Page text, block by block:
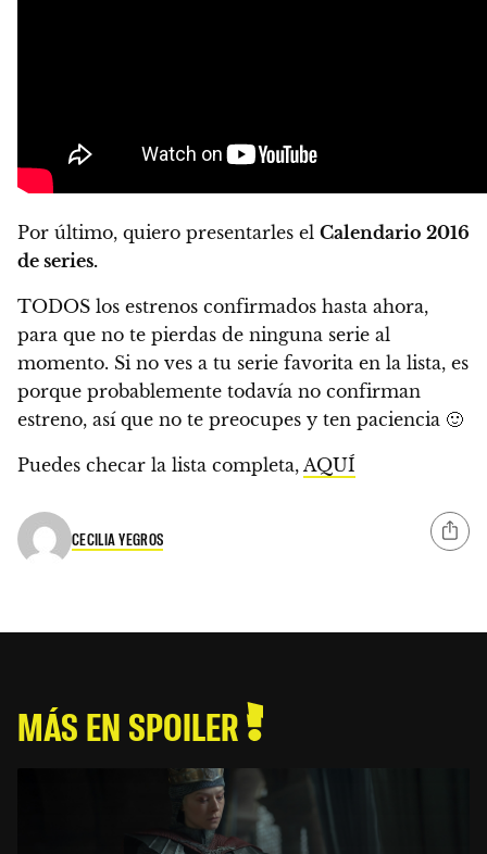
Por último, quiero presentarles el Calendario 2016
de series.
TODOS los estrenos confirmados hasta ahora,
para que no te pierdas de ninguna serie al
momento. Si no ves a tu serie favorita en la lista, es
porque probablemente todavía no confirman
estreno, así que no te preocupes y ten paciencia 🙂
Puedes checar la lista completa, AQUÍ
CECILIA YEGROS
MÁS EN SPOILER